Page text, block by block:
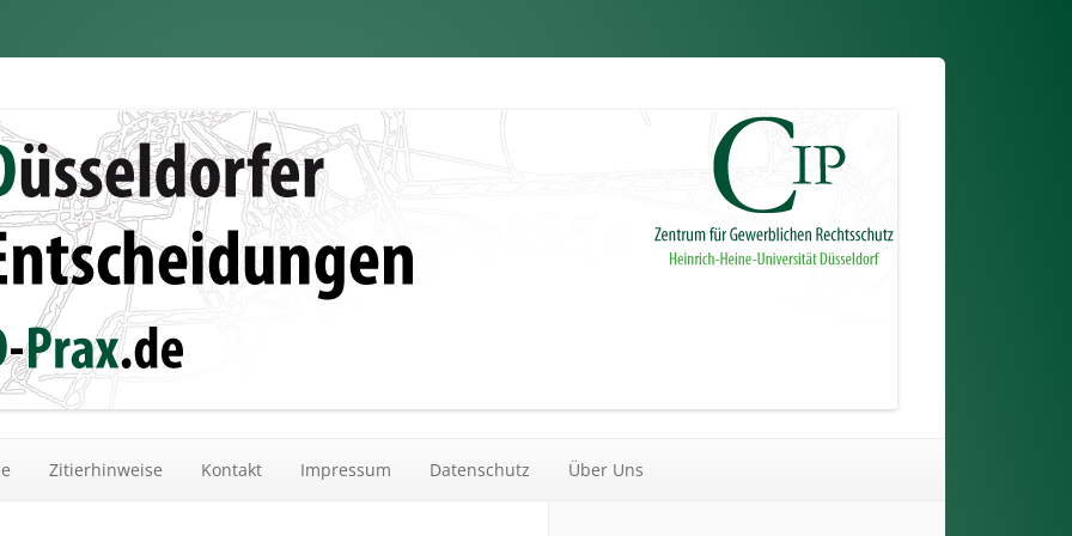
Zitierhinweise Kontakt Impressum Datenschutz Über Uns